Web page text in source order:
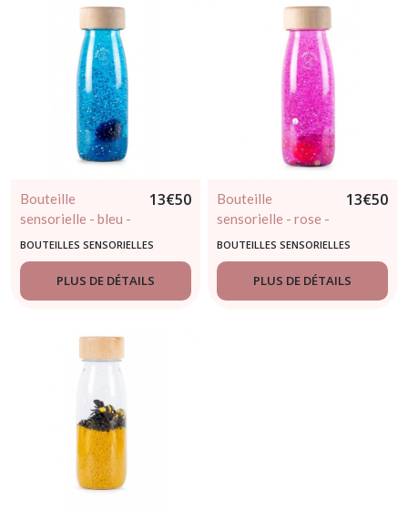
Bouteille
sensorielle - bleu -
Petit Boum - dès
3mois
13€50
BOUTEILLES SENSORIELLES
PLUS DE DÉTAILS
Bouteille
sensorielle - rose -
Petit Boum - dès
3mois
13€50
BOUTEILLES SENSORIELLES
PLUS DE DÉTAILS